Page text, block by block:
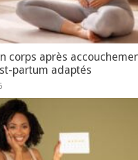
corps après
partum adaptés